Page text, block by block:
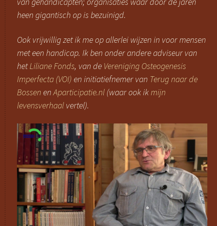
heen gigantisch op is bezuinigd.
Ook vrijwillig zet ik me op allerlei wijzen in voor mensen
met een handicap. Ik ben onder andere adviseur van
hetLiliane Fonds, van de Vereniging Osteogenesis
Imperfecta (VOI) en initiatiefnemer van Terug naar de
Bossen enAparticipatie.nl (waar ook ikmijn
levensverhaal vertel).